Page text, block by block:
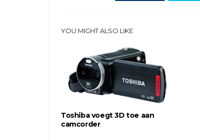
YOU MIGHT ALSO LIKE
Toshiba voegt 3D toe aan
camcorder